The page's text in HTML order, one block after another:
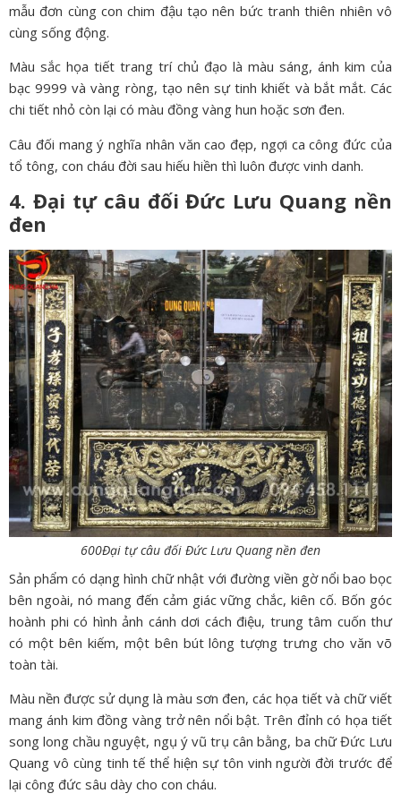
mẫu đơn cùng con chim đậu tạo nên bức tranh thiên nhiên vô
cùng sống động.
Màu sắc họa tiết trang trí chủ đạo là màu sáng, ánh kim của
bạc 9999 và vàng ròng, tạo nên sự tinh khiết và bắt mắt. Các
chi tiết nhỏ còn lại có màu đồng vàng hun hoặc sơn đen.
Câu đối mang ý nghĩa nhân văn cao đẹp, ngợi ca công đức của
tổ tông, con cháu đời sau hiếu hiền thì luôn được vinh danh.
4. Đại tự câu đối Đức Lưu Quang nền
đen
600Đại tự câu đối Đức Lưu Quang nền đen
Sản phẩm có dạng hình chữ nhật với đường viền gờ nổi bao bọc
bên ngoài, nó mang đến cảm giác vững chắc, kiên cố. Bốn góc
hoành phi có hình ảnh cánh dơi cách điệu, trung tâm cuốn thư
có một bên kiếm, một bên bút lông tượng trưng cho văn võ
toàn tài.
Màu nền được sử dụng là màu sơn đen, các họa tiết và chữ viết
mang ánh kim đồng vàng trở nên nổi bật. Trên đỉnh có họa tiết
song long chầu nguyệt, ngụ ý vũ trụ cân bằng, ba chữ Đức Lưu
Quang vô cùng tinh tế thể hiện sự tôn vinh người đời trước để
lại công đức sâu dày cho con cháu.